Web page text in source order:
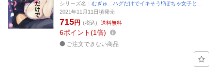
シリーズ名： むぎゅ…ハグだけでイキそう!?ぽちゃ女子と…
2021年11月11日頃発売
715円 (税込) 送料無料
6ポイント 1倍
ご注文できない商品